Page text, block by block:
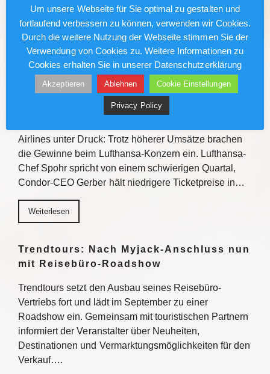
Gewinnchancen bietet die Veranstaltungsreihe
Einblicke zu den Fluss- und…
Weiterlesen
Lufthansa/Condor: Kerosinkosten
drücken den Gewinn
Airlines unter Druck: Trotz höherer Umsätze brachen
die Gewinne beim Lufthansa-Konzern ein. Lufthansa-
Chef Spohr spricht von einem schwierigen Quartal,
Condor-CEO Gerber hält niedrigere Ticketpreise in…
Weiterlesen
Trendtours: Nach Myjack-Anschluss nun
mit Reisebüro-Roadshow
Trendtours setzt den Ausbau seines Reisebüro-
Vertriebs fort und lädt im September zu einer
Roadshow ein. Gemeinsam mit touristischen Partnern
informiert der Veranstalter über Neuheiten,
Destinationen und Vermarktungsmöglichkeiten für den
Verkauf….
Um unsere Webseite für Sie optimal zu gestalten und
fortlaufend verbessern zu können, verwenden wir Cookies.
Durch die weitere Nutzung der Webseite stimmen Sie der
Verwendung von Cookies zu. Weitere Informationen zu
Cookies erhalten Sie in unserer Datenschutzerklärung
Akzeptieren Ablehnen Cookie Einstellungen
Privacy Policy